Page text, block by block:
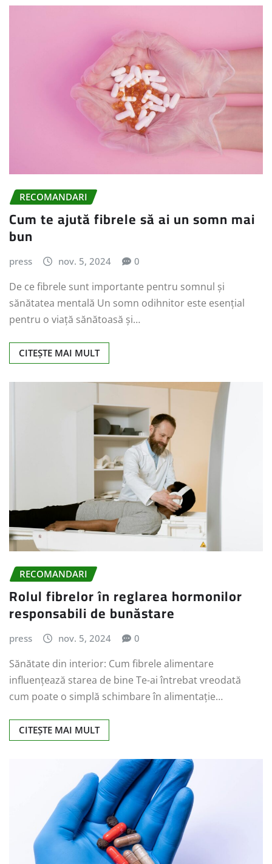
RECOMANDARI
Cum te ajută fibrele să ai un somn mai
bun
press nov. 5, 2024 0
De ce fibrele sunt importante pentru somnul și
sănătatea mentală Un somn odihnitor este esențial
pentru o viață sănătoasă și…
CITEȘTE MAI MULT
RECOMANDARI
Rolul fibrelor în reglarea hormonilor
responsabili de bunăstare
press nov. 5, 2024 0
Sănătate din interior: Cum fibrele alimentare
influențează starea de bine Te-ai întrebat vreodată
cum poate o simplă schimbare în alimentație…
CITEȘTE MAI MULT